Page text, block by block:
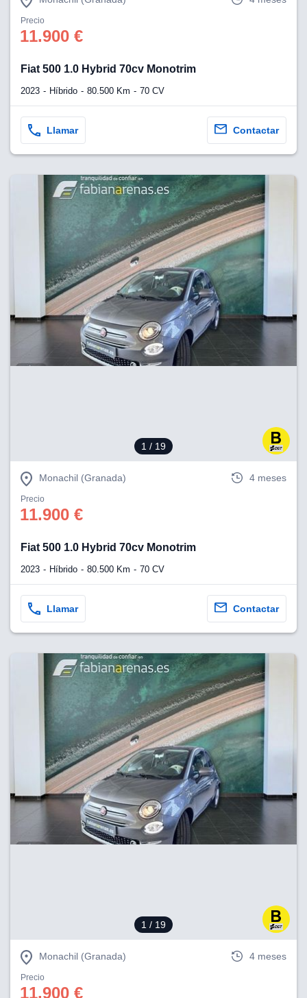
Precio
11.900 €
Fiat 500 1.0 Hybrid 70cv Monotrim
2023 Híbrido 80.500 Km 70 CV
Llamar Contactar
1 / 19
Monachil (Granada) 4 meses
Precio
11.900 €
Fiat 500 1.0 Hybrid 70cv Monotrim
2023 Híbrido 80.500 Km 70 CV
Llamar Contactar
1 / 19
Monachil (Granada) 4 meses
Precio
11.900 €